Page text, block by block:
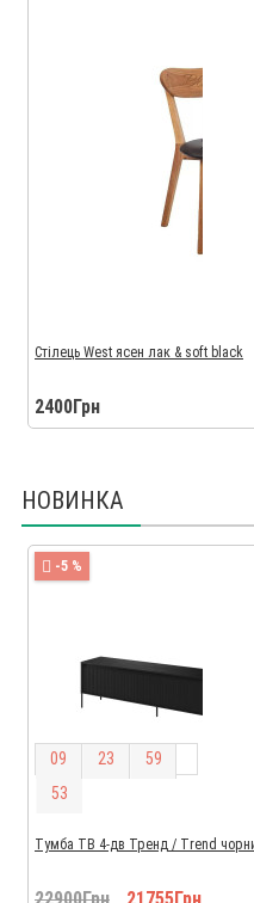
Стілець West ясен лак & soft black
2400Грн
НОВИНКА
-5 %
09 23 59
52
Тумба ТВ 4-дв Тренд / Trend